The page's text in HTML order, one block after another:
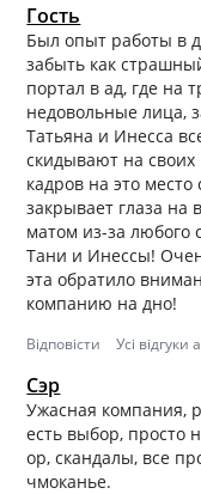
Гость
Был опыт работы в
забыть как
портал в ад, где на
недовольные лица,
Татьяна и Инесса
скидывают на
кадров на это
закрывает глаза на
матом из-за любого
Тани и Инессы!
эта обратило
компанию на дно!
Відповісти Усі відгуки
Сэр
Ужасная компания,
есть выбор, просто
ор, скандалы, все
чмоканье.